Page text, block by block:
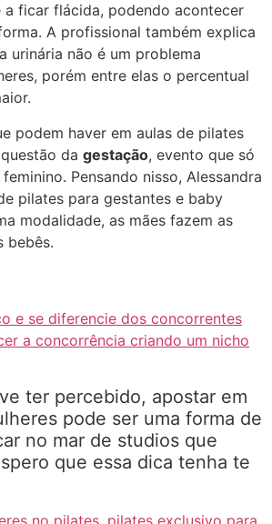
a ficar flácida, podendo acontecer
A profissional também explica
urinária não é um problema
porém entre elas o percentual
podem haver em aulas de pilates
da gestação, evento que só
Pensando nisso, Alessandra
pilates para gestantes e baby
modalidade, as mães fazem as
bebês.
e se diferencie dos concorrentes
a concorrência criando um nicho
ter percebido, apostar em
pode ser uma forma de
no mar de studios que
que essa dica tenha te